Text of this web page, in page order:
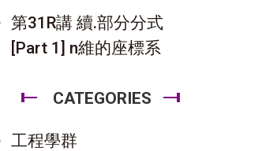
第31R講 續.部分分式
[Part 1] n維的座標系
CATEGORIES
工程學群